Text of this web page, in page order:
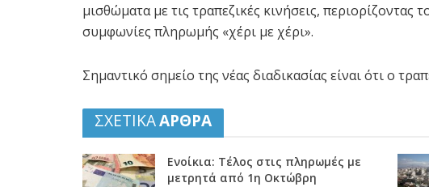
μισθώματα με τις τραπεζικές κινήσεις, περιορίζοντας
συμφωνίες πληρωμής «χέρι με χέρι».
Σημαντικό σημείο της νέας διαδικασίας είναι ότι ο
ΣΧΕΤΙΚΑΑΡΘΡΑ
Ενοίκια: Τέλος στις πληρωμές με
μετρητά από 1η Οκτώβρη